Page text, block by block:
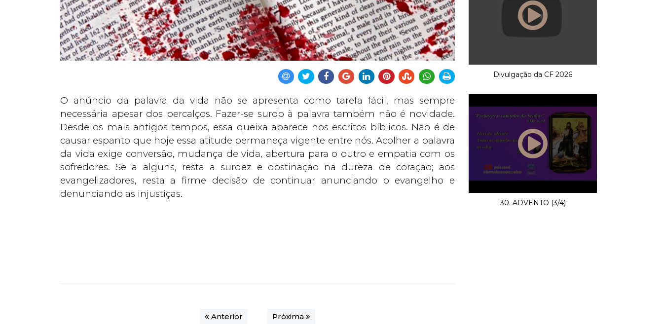
O anúncio da palavra da vida não se apresenta como tarefa fácil, mas sempre
necessária apesar dos percalços. Fazer-se surdo à palavra também não é novidade.
Desde os mais antigos tempos, essa queixa aparece nos escritos bíblicos. Não é de
causar espanto que hoje essa atitude permaneça vigente entre nós. Acolher a palavra
da vida exige conversão, mudança de vida, abertura para o outro e empatia com os
sofredores. Se a alguns, resta a surdez e obstinação na dureza de coração; aos
evangelizadores, resta a firme decisão de continuar anunciando o evangelho e
denunciando as injustiças.
Anterior Próxima
Divulgação da CF 2026
30. ADVENTO (3/4)